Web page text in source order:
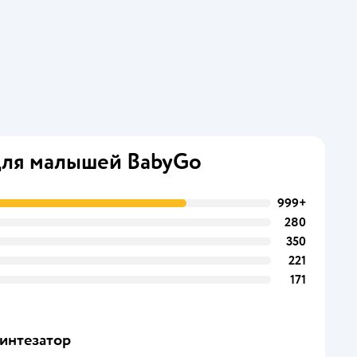
малышей BabyGo
999+
280
350
221
171